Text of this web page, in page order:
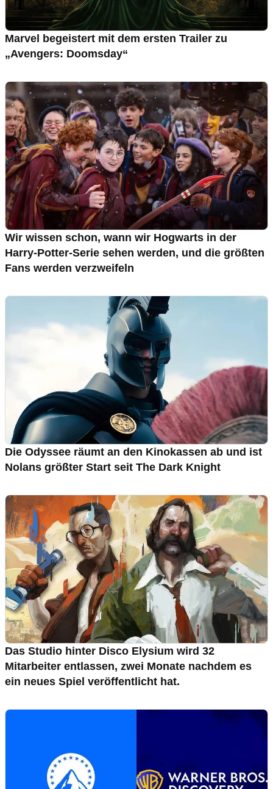
Marvel begeistert mit dem ersten Trailer zu
„Avengers: Doomsday“
Wir wissen schon, wann wir Hogwarts in der
Harry-Potter-Serie sehen werden, und die größten
Fans werden verzweifeln
Die Odyssee räumt an den Kinokassen ab und ist
Nolans größter Start seit The Dark Knight
Das Studio hinter Disco Elysium wird 32
Mitarbeiter entlassen, zwei Monate nachdem es
ein neues Spiel veröffentlicht hat.